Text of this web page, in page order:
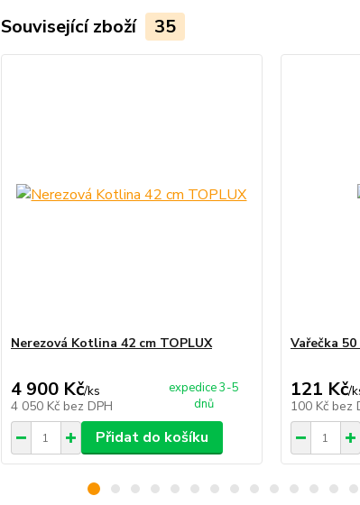
Související zboží 35
Nerezová Kotlina 42 cm TOPLUX
4 900 Kč/ks
4 050 Kč bez DPH
expedice 3-5
dnů
Přidat do košíku
Vařečka 50
121 Kč/
100 Kč bez